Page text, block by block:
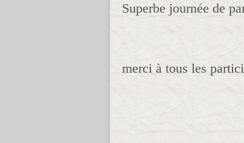
Superbe journée de
merci à tous les